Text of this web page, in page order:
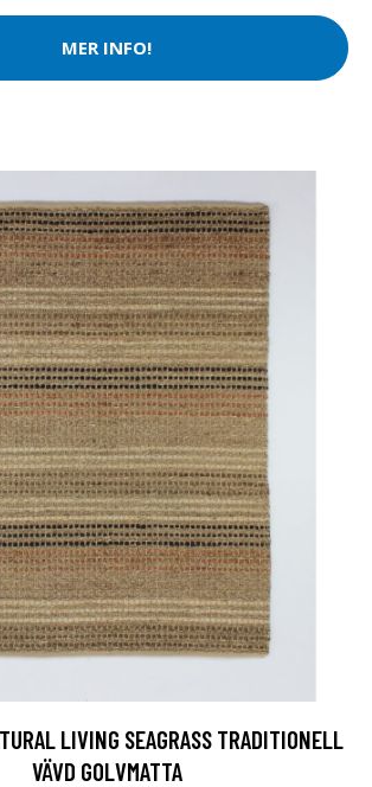
MER INFO!
LIVING SEAGRASS TRADITIONELL
VÄVD GOLVMATTA